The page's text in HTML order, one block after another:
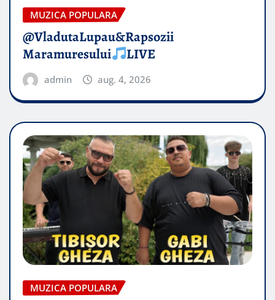
MUZICA POPULARA
@VladutaLupau&Rapsozii
Maramuresului
LIVE
admin aug. 4, 2026
MUZICA POPULARA